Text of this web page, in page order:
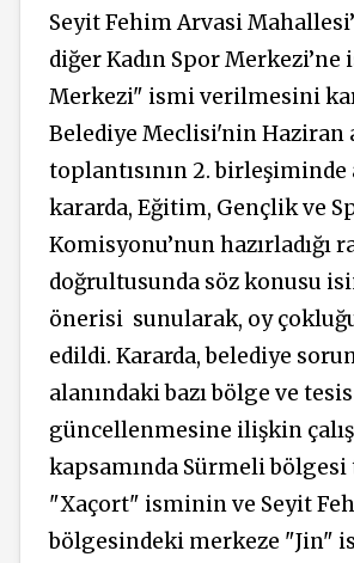
Seyit Fehim Arvasi
diğer Kadın Spor Merkezi’ne
Merkezi" ismi verilmesini
Belediye Meclisi'nin Haziran
toplantısının 2. birleşiminde
kararda, Eğitim, Gençlik ve
Komisyonu’nun hazırladığı
doğrultusunda söz konusu
önerisi sunularak, oy
edildi. Kararda, belediye
alanındaki bazı bölge ve
güncellenmesine ilişkin
kapsamında Sürmeli
"Xaçort" isminin ve Seyit
bölgesindeki merkeze "Jin"